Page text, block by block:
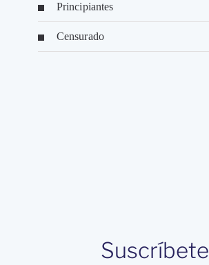
Principiantes
Censurado
Suscríbete